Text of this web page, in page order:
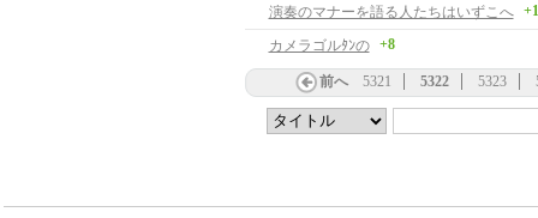
演奏のマナーを語る人たちはいずこへ
カメラゴルﾀﾝの +8
前へ 5321 5322 5323